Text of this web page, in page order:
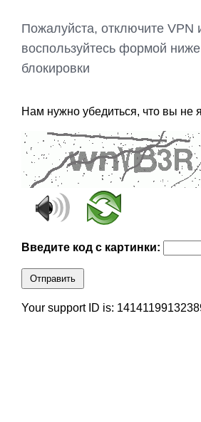
Пожалуйста, отключите VPN
воспользуйтесь формой
блокировки
Нам нужно убедиться, что вы не
Введите код с картинки:
Отправить
Your support ID is: